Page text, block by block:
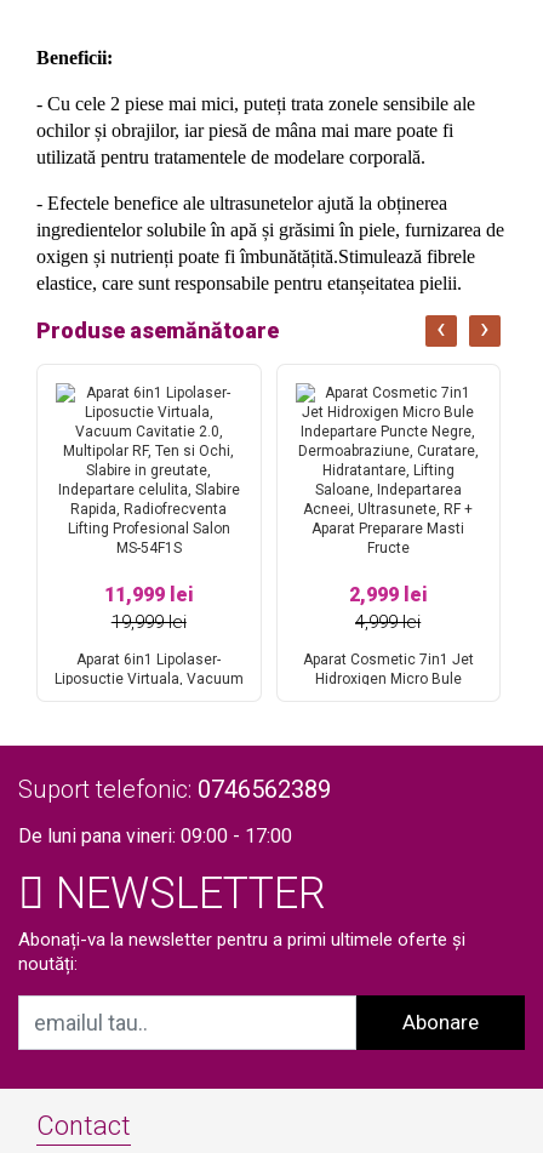
Beneficii:
- Cu cele 2 piese mai mici, puteți trata zonele sensibile ale
ochilor și obrajilor, iar piesă de mâna mai mare poate fi
utilizată pentru tratamentele de modelare corporală.
- Efectele benefice ale ultrasunetelor ajută la obținerea
ingredientelor solubile în apă și grăsimi în piele, furnizarea de
oxigen și nutrienți poate fi îmbunătățită.Stimulează fibrele
elastice, care sunt responsabile pentru etanșeitatea pielii.
Produse asemănătoare
11,999 lei
19,999 lei
Aparat 6in1 Lipolaser-
Liposuctie Virtuala, Vacuum
Profesional Salon MS-54F1S
2,999 lei
4,999 lei
Aparat Cosmetic 7in1 Jet
Hidroxigen Micro Bule
Ultrasunete, RF + Aparat
Preparare Masti Fructe
‹ ›
Suport telefonic: 0746562389
De luni pana vineri: 09:00 - 17:00
NEWSLETTER
Abonați-va la newsletter pentru a primi ultimele oferte și
noutăți:
Abonare
Contact